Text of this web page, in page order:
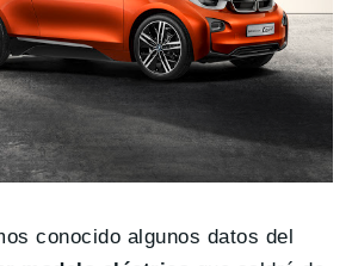
conocido algunos datos del